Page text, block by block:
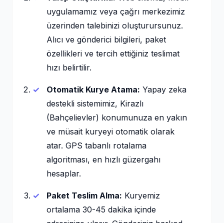
uygulamamız veya çağrı merkezimiz
üzerinden talebinizi oluşturursunuz.
Alıcı ve gönderici bilgileri, paket
özellikleri ve tercih ettiğiniz teslimat
hızı belirtilir.
Otomatik Kurye Atama: Yapay zeka
destekli sistemimiz, Kirazlı
(Bahçelievler) konumunuza en yakın
ve müsait kuryeyi otomatik olarak
atar. GPS tabanlı rotalama
algoritması, en hızlı güzergahı
hesaplar.
Paket Teslim Alma: Kuryemiz
ortalama 30-45 dakika içinde